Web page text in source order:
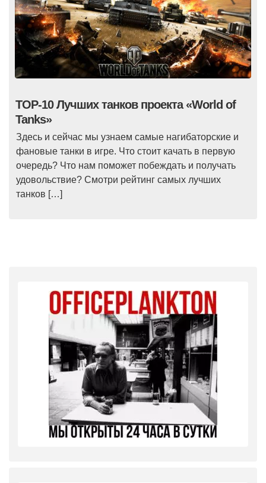
TOP-10 Лучших танков проекта «World of
Tanks»
Здесь и сейчас мы узнаем самые нагибаторские и
фановые танки в игре. Что стоит качать в первую
очередь? Что нам поможет побеждать и получать
удовольствие? Смотри рейтинг самых лучших
танков […]